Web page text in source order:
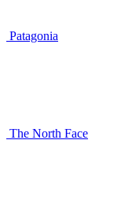
Patagonia
The North Face